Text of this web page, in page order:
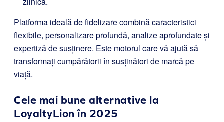
Platforma ideală de fidelizare combină caracteristici
flexibile, personalizare profundă, analize aprofundate și
expertiză de susținere. Este motorul care vă ajută să
transformați cumpărătorii în susținători de marcă pe
viață.
Cele mai bune alternative la
LoyaltyLion în 2025